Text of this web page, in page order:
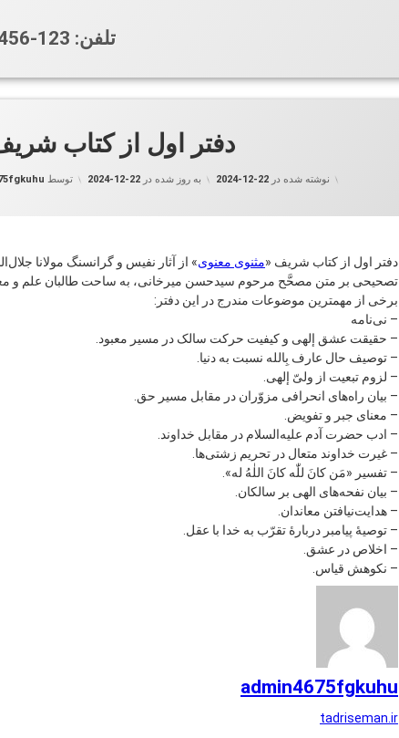
تلفن: 123-456-789
دفتر اول از کتاب
نوشته شده در 2024-12-22 به روز شده در 2024-12-22 توسط
دفتر اول از کتاب شریف «مثنوی معنوی» از آثار نفیس و گرانسنگ مولانا
تصحیحی بر متن مصحَّح مرحوم سیدحسن میرخانی، به ساحت طالبان علم و
برخی از مهمترین موضوعات مندرج در این دفتر:
– نی‌نامه
– حقیقت عشق إلهی و کیفیت حرکت سالک در مسیر معبود.
– توصیف حال عارف بِالله نسبت به دنیا.
– لزوم تبعیت از ولیّ إلهی.
– بیان راه‌های انحرافی مزوّران در مقابل مسیر حق.
– معنای جبر و تفویض.
– ادب حضرت آدم علیه‌السلام در مقابل خداوند.
– غیرت خداوند متعال در تحریم زشتی‌ها.
– تفسیر «مَن کانَ للّٰه کانَ اللٰهُ له».
– بیان نفحه‌های الهی بر سالکان.
– هدایت‌نیافتن معاندان.
– توصیۀ پیامبر دربارۀ تقرّب به خدا با عقل.
– اخلاص در عشق.
– نکوهش قیاس.
admin4675fgkuhu
tadriseman.ir